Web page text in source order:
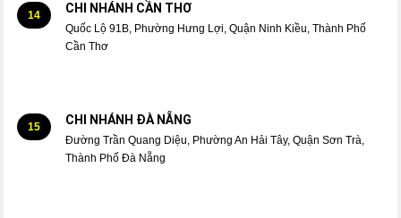
14 CHI NHÁNH CẦN THƠ
Quốc Lộ 91B, Phường Hưng Lợi, Quận Ninh Kiều, Thành Phố
Cần Thơ
15 CHI NHÁNH ĐÀ NẴNG
Đường Trần Quang Diệu, Phường An Hải Tây, Quận Sơn Trà,
Thành Phố Đà Nẵng